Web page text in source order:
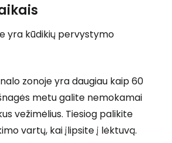
yra kūdikių pervystymo
zonoje yra daugiau kaip 60
metu galite nemokamai
vežimėlius. Tiesiog palikite
vartų, kai įlipsite į lėktuvą.